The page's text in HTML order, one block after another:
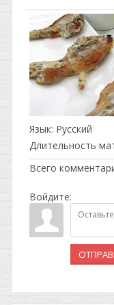
Язык: Русский
Длительность
Всего
Войдите: